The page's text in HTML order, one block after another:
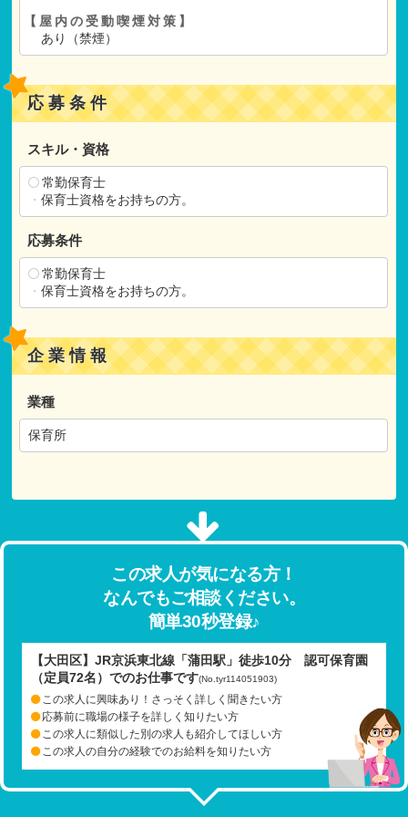
【屋内の受動喫煙対策】
あり（禁煙）
応募条件
スキル・資格
常勤保育士
・ 保育士資格をお持ちの方。
応募条件
常勤保育士
・ 保育士資格をお持ちの方。
企業情報
業種
保育所
この求人が気になる方！
なんでもご相談ください。
簡単30秒登録♪
【大田区】JR京浜東北線「蒲田駅」徒歩10分 認可保育園
（定員72名）でのお仕事です(No.tyr114051903)
この求人に興味あり！さっそく詳しく聞きたい方
応募前に職場の様子を詳しく知りたい方
この求人に類似した別の求人も紹介してほしい方
この求人の自分の経験でのお給料を知りたい方